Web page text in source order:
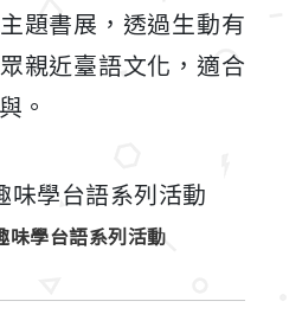
題書展，透過生動有
親近臺語文化，適合
。
味學台語系列活動